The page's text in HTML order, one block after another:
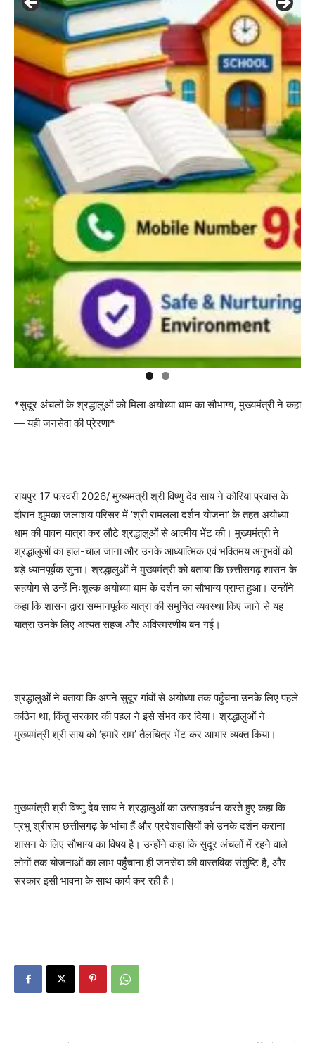
*सुदूर अंचलों के श्रद्धालुओं को मिला अयोध्या धाम का सौभाग्य, मुख्यमंत्री ने कहा
— यही जनसेवा की प्रेरणा*
रायपुर 17 फरवरी 2026/ मुख्यमंत्री श्री विष्णु देव साय ने कोरिया प्रवास के
दौरान झुमका जलाशय परिसर में ‘श्री रामलला दर्शन योजना’ के तहत अयोध्या
धाम की पावन यात्रा कर लौटे श्रद्धालुओं से आत्मीय भेंट की। मुख्यमंत्री ने
श्रद्धालुओं का हाल-चाल जाना और उनके आध्यात्मिक एवं भक्तिमय अनुभवों को
बड़े ध्यानपूर्वक सुना। श्रद्धालुओं ने मुख्यमंत्री को बताया कि छत्तीसगढ़ शासन के
सहयोग से उन्हें निःशुल्क अयोध्या धाम के दर्शन का सौभाग्य प्राप्त हुआ। उन्होंने
कहा कि शासन द्वारा सम्मानपूर्वक यात्रा की समुचित व्यवस्था किए जाने से यह
यात्रा उनके लिए अत्यंत सहज और अविस्मरणीय बन गई।
श्रद्धालुओं ने बताया कि अपने सुदूर गांवों से अयोध्या तक पहुँचना उनके लिए पहले
कठिन था, किंतु सरकार की पहल ने इसे संभव कर दिया। श्रद्धालुओं ने
मुख्यमंत्री श्री साय को ‘हमारे राम’ तैलचित्र भेंट कर आभार व्यक्त किया।
मुख्यमंत्री श्री विष्णु देव साय ने श्रद्धालुओं का उत्साहवर्धन करते हुए कहा कि
प्रभु श्रीराम छत्तीसगढ़ के भांचा हैं और प्रदेशवासियों को उनके दर्शन कराना
शासन के लिए सौभाग्य का विषय है। उन्होंने कहा कि सुदूर अंचलों में रहने वाले
लोगों तक योजनाओं का लाभ पहुँचाना ही जनसेवा की वास्तविक संतुष्टि है, और
सरकार इसी भावना के साथ कार्य कर रही है।